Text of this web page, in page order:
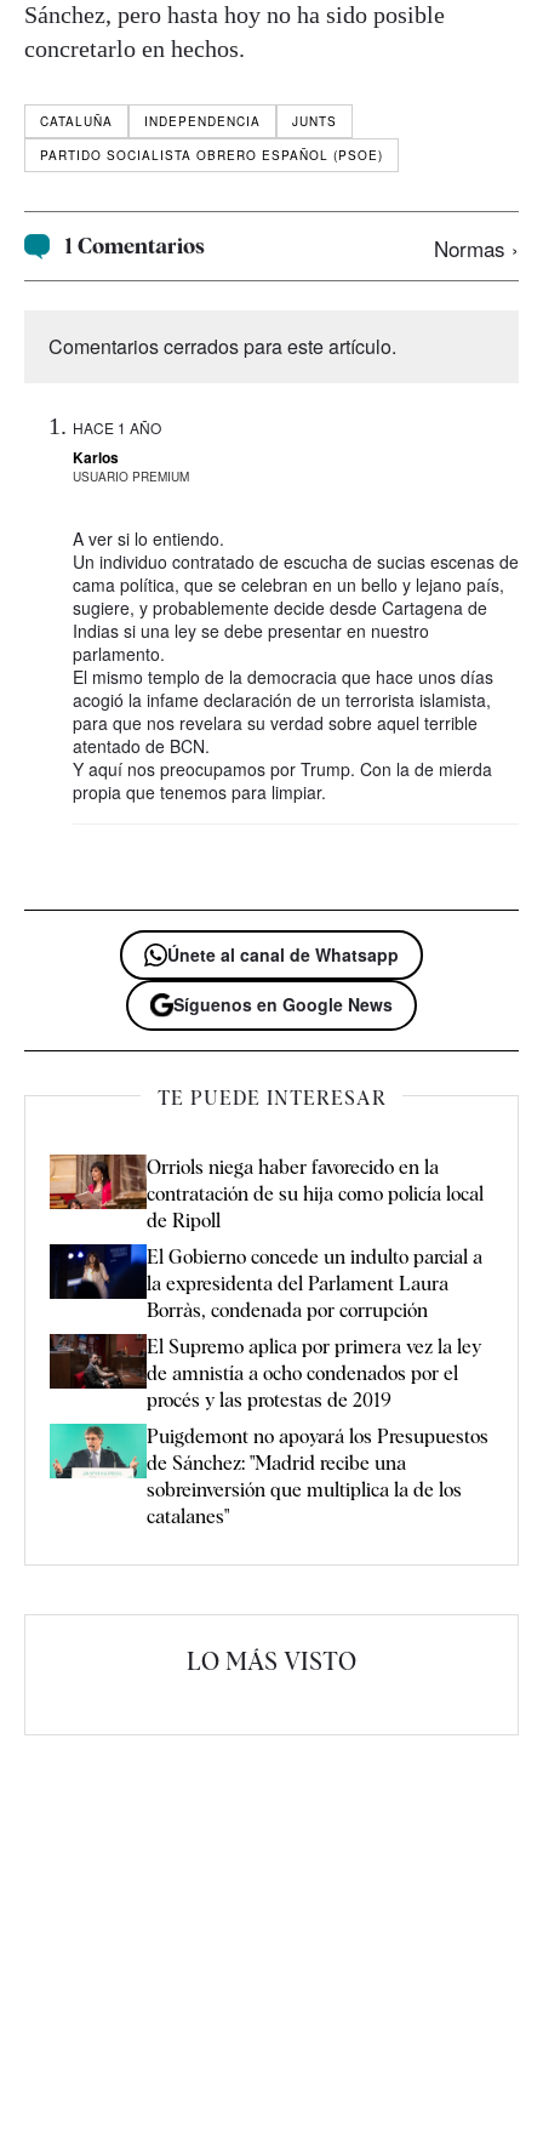
Sánchez, pero hasta hoy no ha sido posible
concretarlo en hechos.
CATALUÑA INDEPENDENCIA
JUNTS
PARTIDO SOCIALISTA OBRERO ESPAÑOL (PSOE)
1 Comentarios Normas ›
Comentarios cerrados para este artículo.
HACE 1 AÑO
Karlos
USUARIO PREMIUM
A ver si lo entiendo.
Un individuo contratado de escucha de sucias escenas de
cama política, que se celebran en un bello y lejano país,
sugiere, y probablemente decide desde Cartagena de
Indias si una ley se debe presentar en nuestro
parlamento.
El mismo templo de la democracia que hace unos días
acogió la infame declaración de un terrorista islamista,
para que nos revelara su verdad sobre aquel terrible
atentado de BCN.
Y aquí nos preocupamos por Trump. Con la de mierda
propia que tenemos para limpiar.
Únete al canal de Whatsapp
Síguenos en Google News
TE PUEDE INTERESAR
Orriols niega haber favorecido en la
contratación de su hija como policía local
de Ripoll
El Gobierno concede un indulto parcial a
la expresidenta del Parlament Laura
Borràs, condenada por corrupción
El Supremo aplica por primera vez la ley
de amnistía a ocho condenados por el
procés y las protestas de 2019
Puigdemont no apoyará los Presupuestos
de Sánchez: "Madrid recibe una
sobreinversión que multiplica la de los
catalanes"
LO MÁS VISTO